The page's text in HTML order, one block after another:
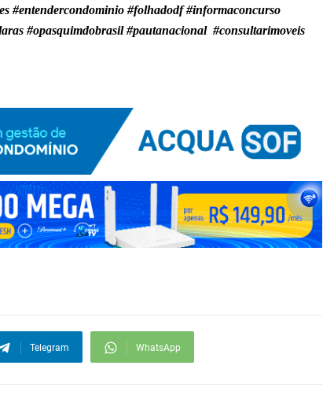
#entendercondominio #folhadodf #informaconcurso
#opasquimdobrasil #pautanacional #consultarimoveis
Telegram WhatsApp